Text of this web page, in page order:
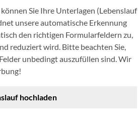
Sie Ihre Unterlagen (Lebenslauf
unsere automatische Erkennung
den richtigen Formularfeldern zu,
reduziert wird. Bitte beachten Sie,
unbedingt auszufüllen sind. Wir
hochladen